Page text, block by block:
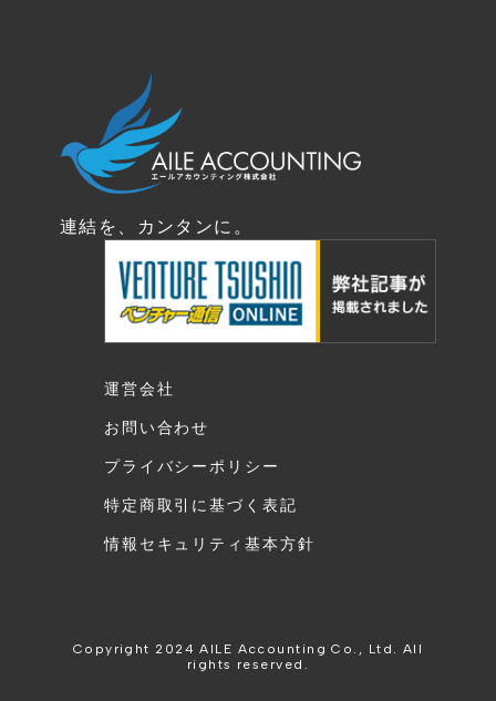
連結を、カンタンに。
運営会社
お問い合わせ
プライバシーポリシー
特定商取引に基づく表記
情報セキュリティ基本方針
Copyright 2024 AILE Accounting Co., Ltd. All
rights reserved.